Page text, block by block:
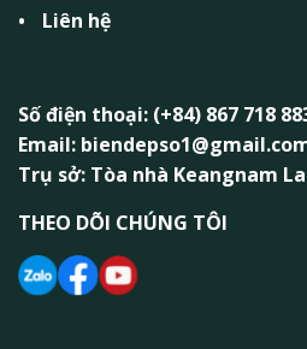
Liên hệ
Số điện thoại: (+84) 867 718
Email:
Trụ sở: Tòa nhà Keangnam
THEO DÕI CHÚNG TÔI